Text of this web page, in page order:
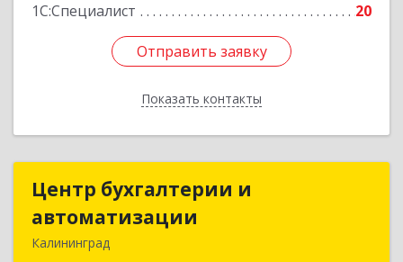
1С:Специалист 20
Отправить заявку
Показать контакты
Отправить заявку
Назад
Центр бухгалтерии и
автоматизации
Калининград
Центр бухгалтерии и